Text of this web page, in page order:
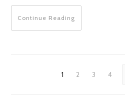
Continue Reading
1 2 3 4